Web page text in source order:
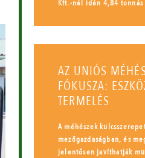
Kft.-nél idén 4,84
AZ UNIÓS
FÓKUSZA:
TERMELÉS
A méhészek
mezőgazdaságban, és
jelentősen javíthatják